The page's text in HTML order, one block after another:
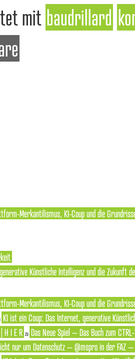
mit baudrillard
Merkantilismus, KI-Coup und die
Künstliche Intelligenz und die Zukunft
Merkantilismus, KI-Coup und die
KI ist ein Coup: Das Internet, generative
H I E R zu Das Neue Spiel – Das Buch zum
nur um Datenschutz – @mspro in der FAZ